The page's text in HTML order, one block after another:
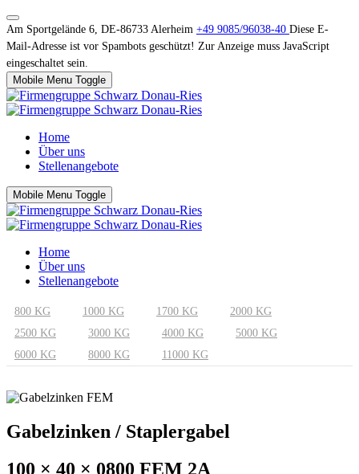
Am Sportgelände 6, DE-86733 Alerheim +49 9085/96038-40 Diese E-
Mail-Adresse ist vor Spambots geschützt! Zur Anzeige muss JavaScript
eingeschaltet sein.
Mobile Menu Toggle
Home
Über uns
Stellenangebote
Mobile Menu Toggle
Home
Über uns
Stellenangebote
800 KG 1000 KG 1700 KG
2000 KG
2500 KG
3000 KG 4000 KG
5000 KG
6000 KG
8000 KG 11000 KG
Gabelzinken / Staplergabel
100 × 40 × 0800 FEM 2A